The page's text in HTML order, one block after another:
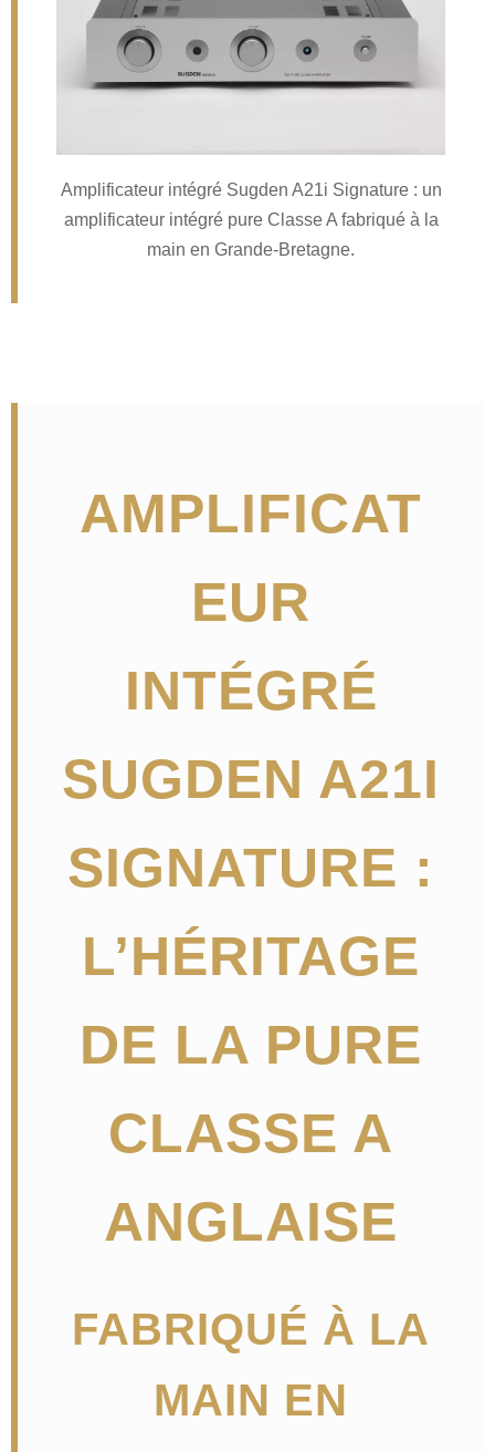
Amplificateur intégré Sugden A21i Signature : un
amplificateur intégré pure Classe A fabriqué à la
main en Grande-Bretagne.
AMPLIFICAT
EUR
INTÉGRÉ
SUGDEN A21I
SIGNATURE :
L’HÉRITAGE
DE LA PURE
CLASSE A
ANGLAISE
FABRIQUÉ À LA
MAIN EN